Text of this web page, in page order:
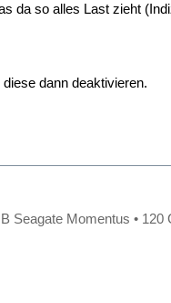
da so alles Last zieht
dann deaktivieren.
Seagate Momentus • 120